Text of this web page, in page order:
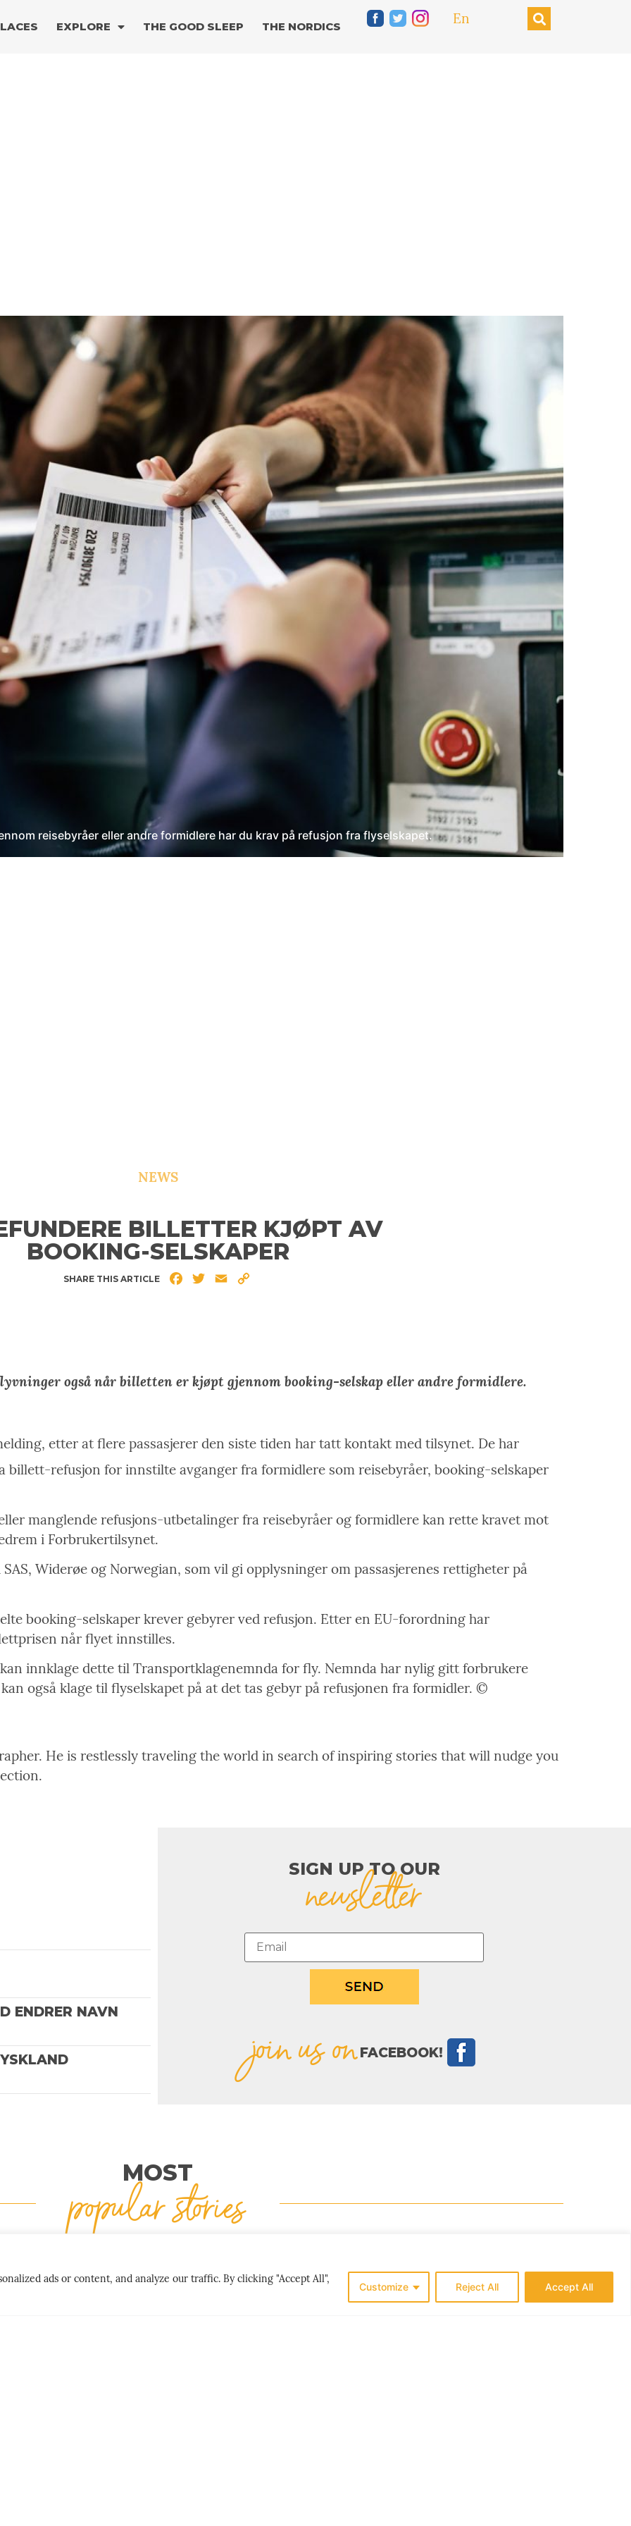
ads or content, and analyze our traffic. By clicking "Accept All",
Customize Reject All Accept All
EXPLORE THE GOOD SLEEP THE NORDICS En
reisebyråer eller andre formidlere har du krav på refusjon fra flyselskapet.
NEWS
BILLETTER KJØPT AV
BOOKING-SELSKAPER
SHARE THIS ARTICLE FacebookTwitterEmail
også når billetten er kjøpt gjennom booking-selskap eller andre formidlere.
etter at flere passasjerer den siste tiden har tatt kontakt med tilsynet. De har
billett-refusjon for innstilte avganger fra formidlere som reisebyråer, booking-selskaper
manglende refusjons-utbetalinger fra reisebyråer og formidlere kan rette kravet mot
i Forbrukertilsynet.
Widerøe og Norwegian, som vil gi opplysninger om passasjerenes rettigheter på
booking-selskaper krever gebyrer ved refusjon. Etter en EU-forordning har
når flyet innstilles.
innklage dette til Transportklagenemnda for fly. Nemnda har nylig gitt forbrukere
også klage til flyselskapet på at det tas gebyr på refusjonen fra formidler. ©
He is restlessly traveling the world in search of inspiring stories that will nudge you
ENDRER NAVN
SIGN UP TO OUR​
newsletter
join us on FACEBOOK!
MOST
popular stories